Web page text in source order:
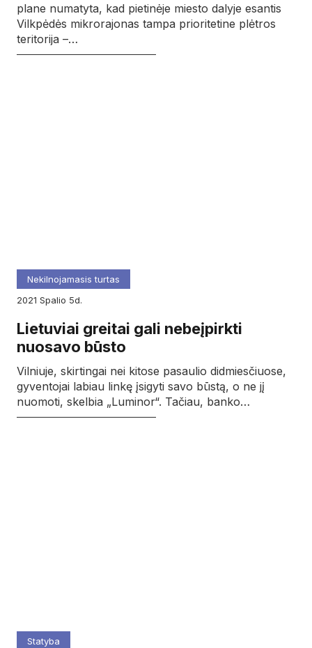
plane numatyta, kad pietinėje miesto dalyje esantis
Vilkpėdės mikrorajonas tampa prioritetine plėtros
teritorija –…
Nekilnojamasis turtas
2021
spalio 5d.
Lietuviai greitai gali nebeįpirkti
nuosavo būsto
Vilniuje, skirtingai nei kitose pasaulio didmiesčiuose,
gyventojai labiau linkę įsigyti savo būstą, o ne jį
nuomoti, skelbia „Luminor“. Tačiau, banko…
Statyba